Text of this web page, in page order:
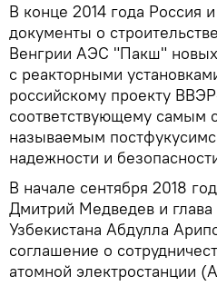
В конце 2014 года Россия
документы о
Венгрии АЭС "Пакш"
с реакторными
российскому проекту
соответствующему самым
называемым
надежности и
В начале сентября 2018
Дмитрий Медведев и глава
Узбекистана Абдулла
соглашение о
атомной электростанции